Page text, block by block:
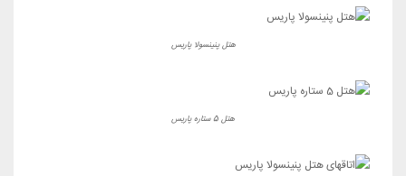
هتل پنینسولا پاریس
هتل 5 ستاره پاریس